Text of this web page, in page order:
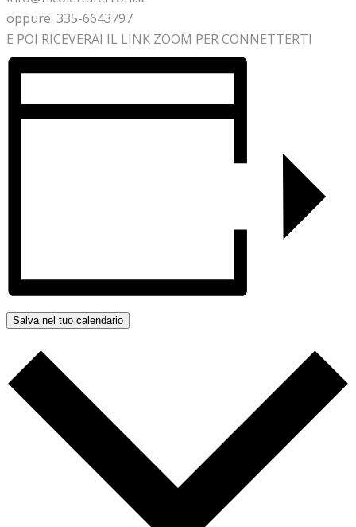
oppure: 335-6643797
E POI RICEVERAI IL LINK ZOOM PER CONNETTERTI
Salva nel tuo calendario